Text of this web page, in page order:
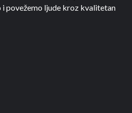
povežemo ljude kroz kvalitetan